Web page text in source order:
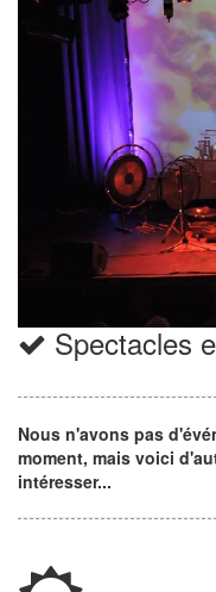
Spectacles
Nous n'avons pas
moment, mais voici
intéresser...